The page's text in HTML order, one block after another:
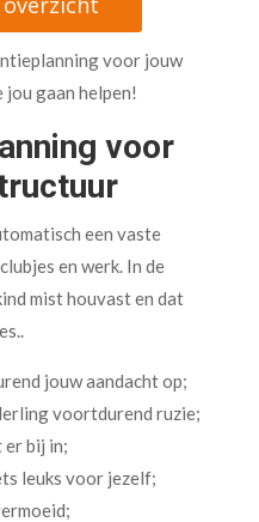
voor jouw
jou gaan helpen!
voor
een vaste
en werk. In de
mist houvast en dat
jouw aandacht op;
voortdurend ruzie;
er bij in;
leuks voor jezelf;